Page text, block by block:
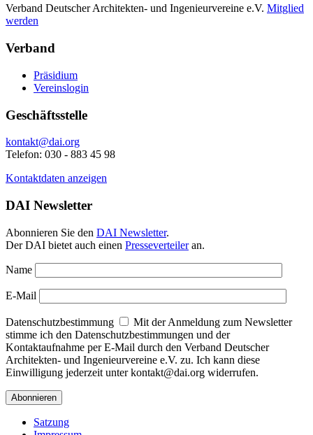
Verband Deutscher Architekten- und Ingenieurvereine e.V. Mitglied
werden
Verband
Präsidium
Vereinslogin
Geschäftsstelle
kontakt@dai.org
Telefon: 030 - 883 45 98
Kontaktdaten anzeigen
DAI Newsletter
Abonnieren Sie den DAI Newsletter.
Der DAI bietet auch einen Presseverteileran.
Name
E-Mail
Datenschutzbestimmung
Mit der Anmeldung zum Newsletter
stimme ich den Datenschutzbestimmungen und der
Kontaktaufnahme per E-Mail durch den Verband Deutscher
Architekten- und Ingenieurvereine e.V. zu. Ich kann diese
Einwilligung jederzeit unter kontakt@dai.org widerrufen.
Satzung